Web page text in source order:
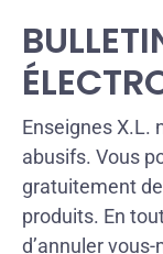
Enseignes X.L.
abusifs. Vous
gratuitement
produits. En
d’annuler